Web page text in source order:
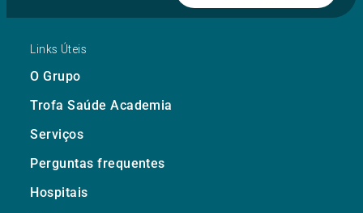
Links Úteis
O Grupo
Trofa Saúde Academia
Serviços
Perguntas frequentes
Hospitais